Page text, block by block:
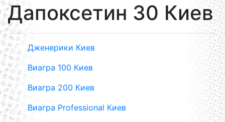
Дапоксетин 30 Киев
Дженерики Киев
Виагра 100 Киев
Виагра 200 Киев
Виагра Professional Киев